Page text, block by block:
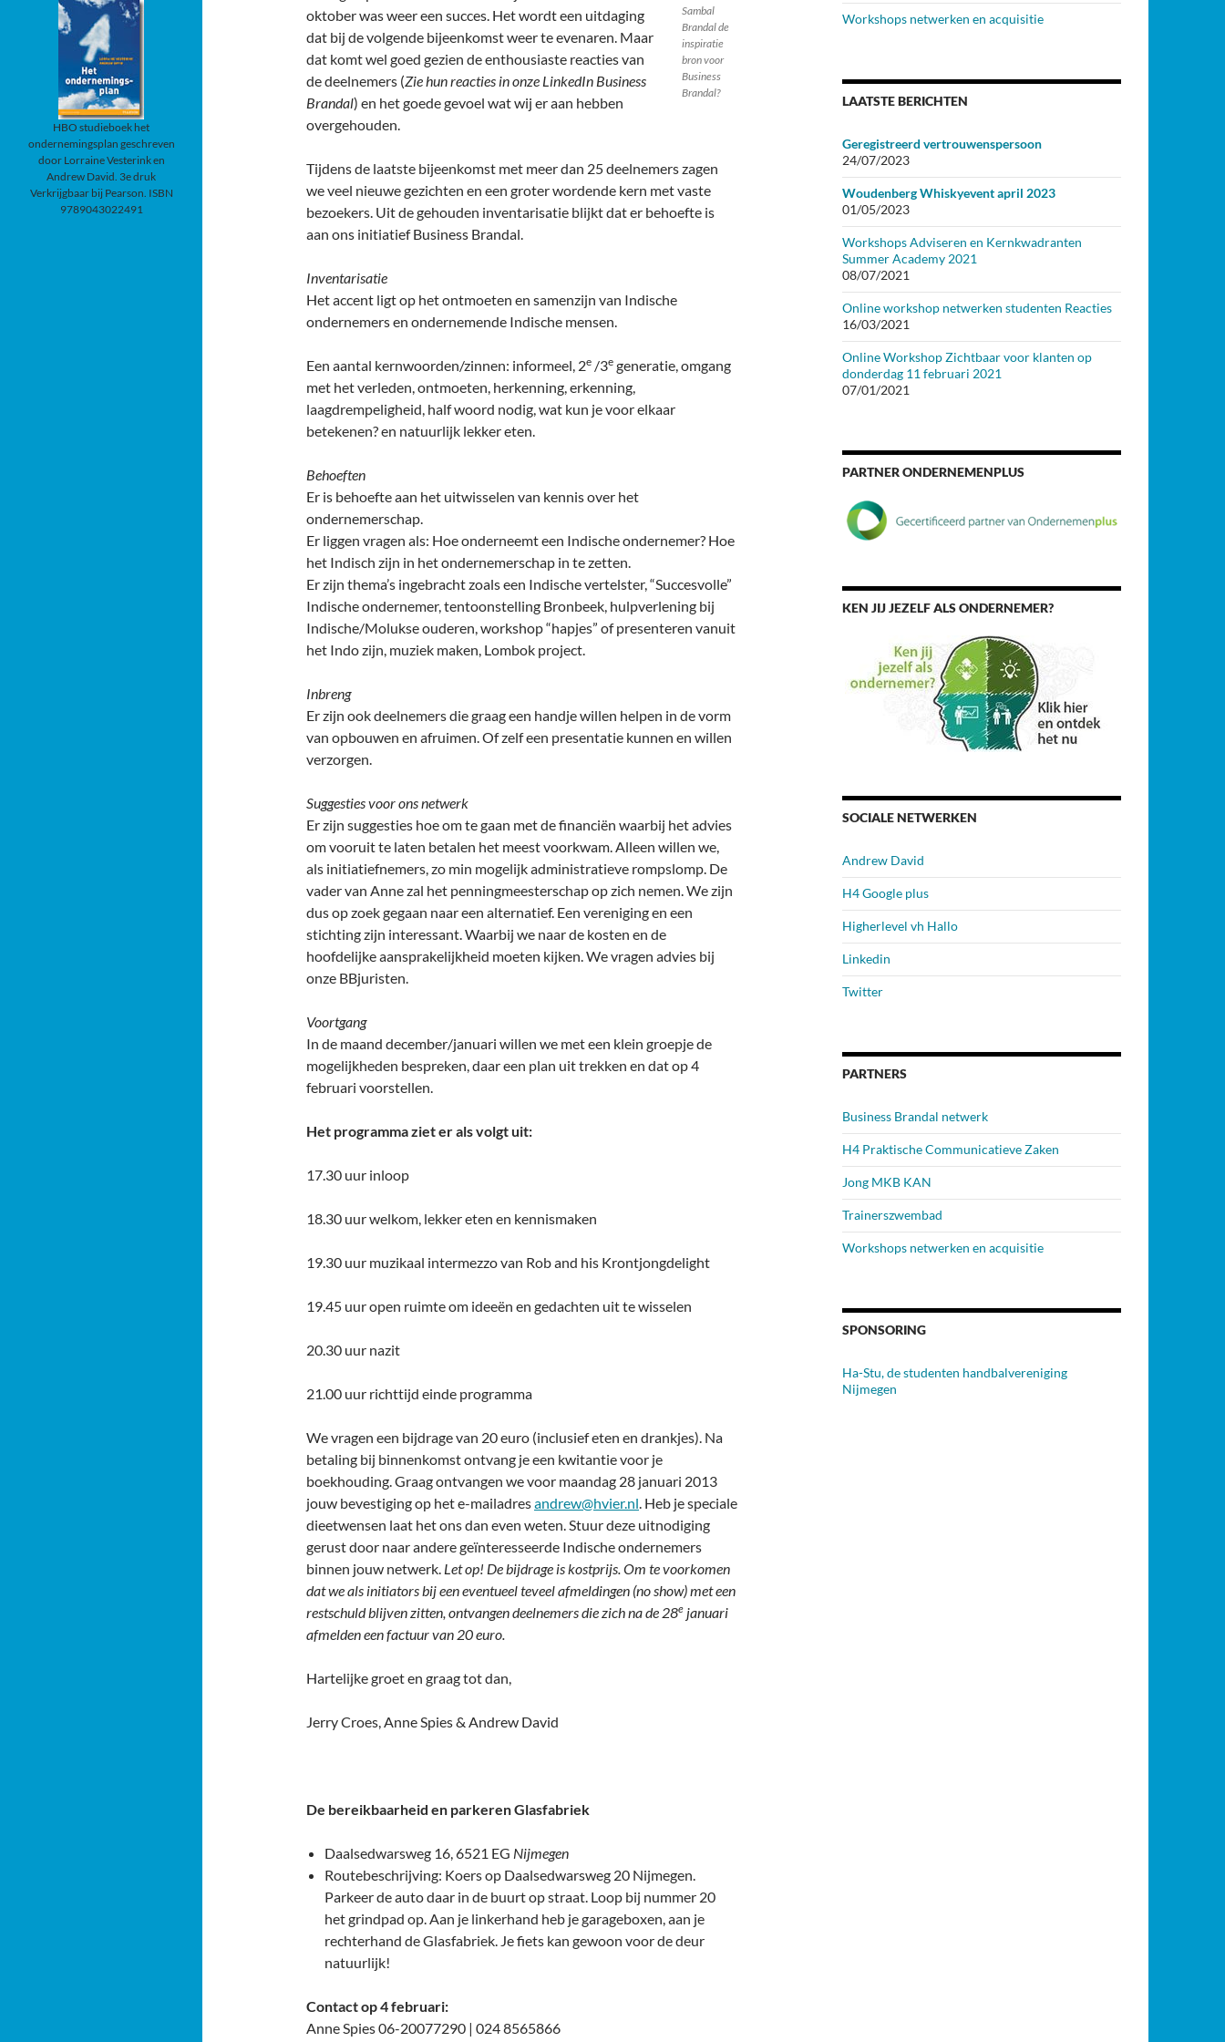
Sambal
Brandal de
inspiratie
bron voor
Business
Brandal?
oktober was weer een succes. Het wordt een uitdaging
dat bij de volgende bijeenkomst weer te evenaren. Maar
dat komt wel goed gezien de enthousiaste reacties van
de deelnemers (Zie hun reacties in onze LinkedIn Business
Brandal) en het goede gevoel wat wij er aan hebben
overgehouden.
Tijdens de laatste bijeenkomst met meer dan 25 deelnemers zagen
we veel nieuwe gezichten en een groter wordende kern met vaste
bezoekers. Uit de gehouden inventarisatie blijkt dat er behoefte is
aan ons initiatief Business Brandal.
Inventarisatie
Het accent ligt op het ontmoeten en samenzijn van Indische
ondernemers en ondernemende Indische mensen.
Een aantal kernwoorden/zinnen: informeel, 2e /3e generatie, omgang
met het verleden, ontmoeten, herkenning, erkenning,
laagdrempeligheid, half woord nodig, wat kun je voor elkaar
betekenen? en natuurlijk lekker eten.
Behoeften
Er is behoefte aan het uitwisselen van kennis over het
ondernemerschap.
Er liggen vragen als: Hoe onderneemt een Indische ondernemer? Hoe
het Indisch zijn in het ondernemerschap in te zetten.
Er zijn thema’s ingebracht zoals een Indische vertelster, “Succesvolle”
Indische ondernemer, tentoonstelling Bronbeek, hulpverlening bij
Indische/Molukse ouderen, workshop “hapjes” of presenteren vanuit
het Indo zijn, muziek maken, Lombok project.
Inbreng
Er zijn ook deelnemers die graag een handje willen helpen in de vorm
van opbouwen en afruimen. Of zelf een presentatie kunnen en willen
verzorgen.
Suggesties voor ons netwerk
Er zijn suggesties hoe om te gaan met de financiën waarbij het advies
om vooruit te laten betalen het meest voorkwam. Alleen willen we,
als initiatiefnemers, zo min mogelijk administratieve rompslomp. De
vader van Anne zal het penningmeesterschap op zich nemen. We zijn
dus op zoek gegaan naar een alternatief. Een vereniging en een
stichting zijn interessant. Waarbij we naar de kosten en de
hoofdelijke aansprakelijkheid moeten kijken. We vragen advies bij
onze BBjuristen.
Voortgang
In de maand december/januari willen we met een klein groepje de
mogelijkheden bespreken, daar een plan uit trekken en dat op 4
februari voorstellen.
Het programma ziet er als volgt uit:
17.30 uur inloop
18.30 uur welkom, lekker eten en kennismaken
19.30 uur muzikaal intermezzo van Rob and his Krontjongdelight
19.45 uur open ruimte om ideeën en gedachten uit te wisselen
20.30 uur nazit
21.00 uur richttijd einde programma
We vragen een bijdrage van 20 euro (inclusief eten en drankjes). Na
betaling bij binnenkomst ontvang je een kwitantie voor je
boekhouding. Graag ontvangen we voor maandag 28 januari 2013
jouw bevestiging op het e-mailadresandrew@hvier.nl. Heb je speciale
dieetwensen laat het ons dan even weten. Stuur deze uitnodiging
gerust door naar andere geïnteresseerde Indische ondernemers
binnen jouw netwerk. Let op! De bijdrage is kostprijs. Om te voorkomen
dat we als initiators bij een eventueel teveel afmeldingen (no show) met een
restschuld blijven zitten, ontvangen deelnemers die zich na de 28e januari
afmelden een factuur van 20 euro.
Hartelijke groet en graag tot dan,
Jerry Croes, Anne Spies & Andrew David
De bereikbaarheid en parkeren Glasfabriek
Daalsedwarsweg 16, 6521 EG Nijmegen
Routebeschrijving: Koers op Daalsedwarsweg 20 Nijmegen.
Parkeer de auto daar in de buurt op straat. Loop bij nummer 20
het grindpad op. Aan je linkerhand heb je garageboxen, aan je
rechterhand de Glasfabriek. Je fiets kan gewoon voor de deur
natuurlijk!
Contact op 4 februari:
Anne Spies 06-20077290 | 024 8565866
Workshops netwerken en acquisitie
LAATSTE BERICHTEN
Geregistreerd vertrouwenspersoon
24/07/2023
Woudenberg Whiskyevent april 2023
01/05/2023
Workshops Adviseren en Kernkwadranten
Summer Academy 2021
08/07/2021
Online workshop netwerken studenten Reacties
16/03/2021
Online Workshop Zichtbaar voor klanten op
donderdag 11 februari 2021
07/01/2021
PARTNER ONDERNEMENPLUS
KEN JIJ JEZELF ALS ONDERNEMER?
SOCIALE NETWERKEN
Andrew David
H4 Google plus
Higherlevel vh Hallo
Linkedin
Twitter
PARTNERS
Business Brandal netwerk
H4 Praktische Communicatieve Zaken
Jong MKB KAN
Trainerszwembad
Workshops netwerken en acquisitie
SPONSORING
Ha-Stu, de studenten handbalvereniging
Nijmegen
HBO studieboek het
ondernemingsplan geschreven
door Lorraine Vesterink en
Andrew David. 3e druk
Verkrijgbaar bij Pearson. ISBN
9789043022491